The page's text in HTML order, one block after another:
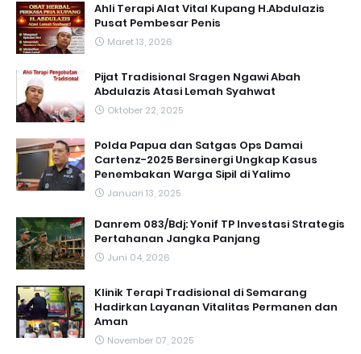
Ahli Terapi Alat Vital Kupang H.Abdulazis
Pusat Pembesar Penis
Maret 13, 2026
Pijat Tradisional Sragen Ngawi Abah
Abdulazis Atasi Lemah Syahwat
Oktober 22, 2025
Polda Papua dan Satgas Ops Damai
Cartenz-2025 Bersinergi Ungkap Kasus
Penembakan Warga Sipil di Yalimo
Januari 13, 2025
Danrem 083/Bdj: Yonif TP Investasi Strategis
Pertahanan Jangka Panjang
Juni 04, 2026
Klinik Terapi Tradisional di Semarang
Hadirkan Layanan Vitalitas Permanen dan
Aman
November 07, 2025